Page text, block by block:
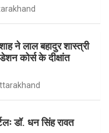
ने लाल बहादुर शास्त्री
कोर्स के दीक्षांत
डॉ. धन सिंह रावत